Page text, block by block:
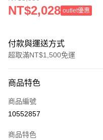
NT$2,028 outlet優惠
付款與運送方式
超取滿NT$1,500免運
信用卡一次付款
超商取貨付款
商品特色
商品編號
10552857
商品特色